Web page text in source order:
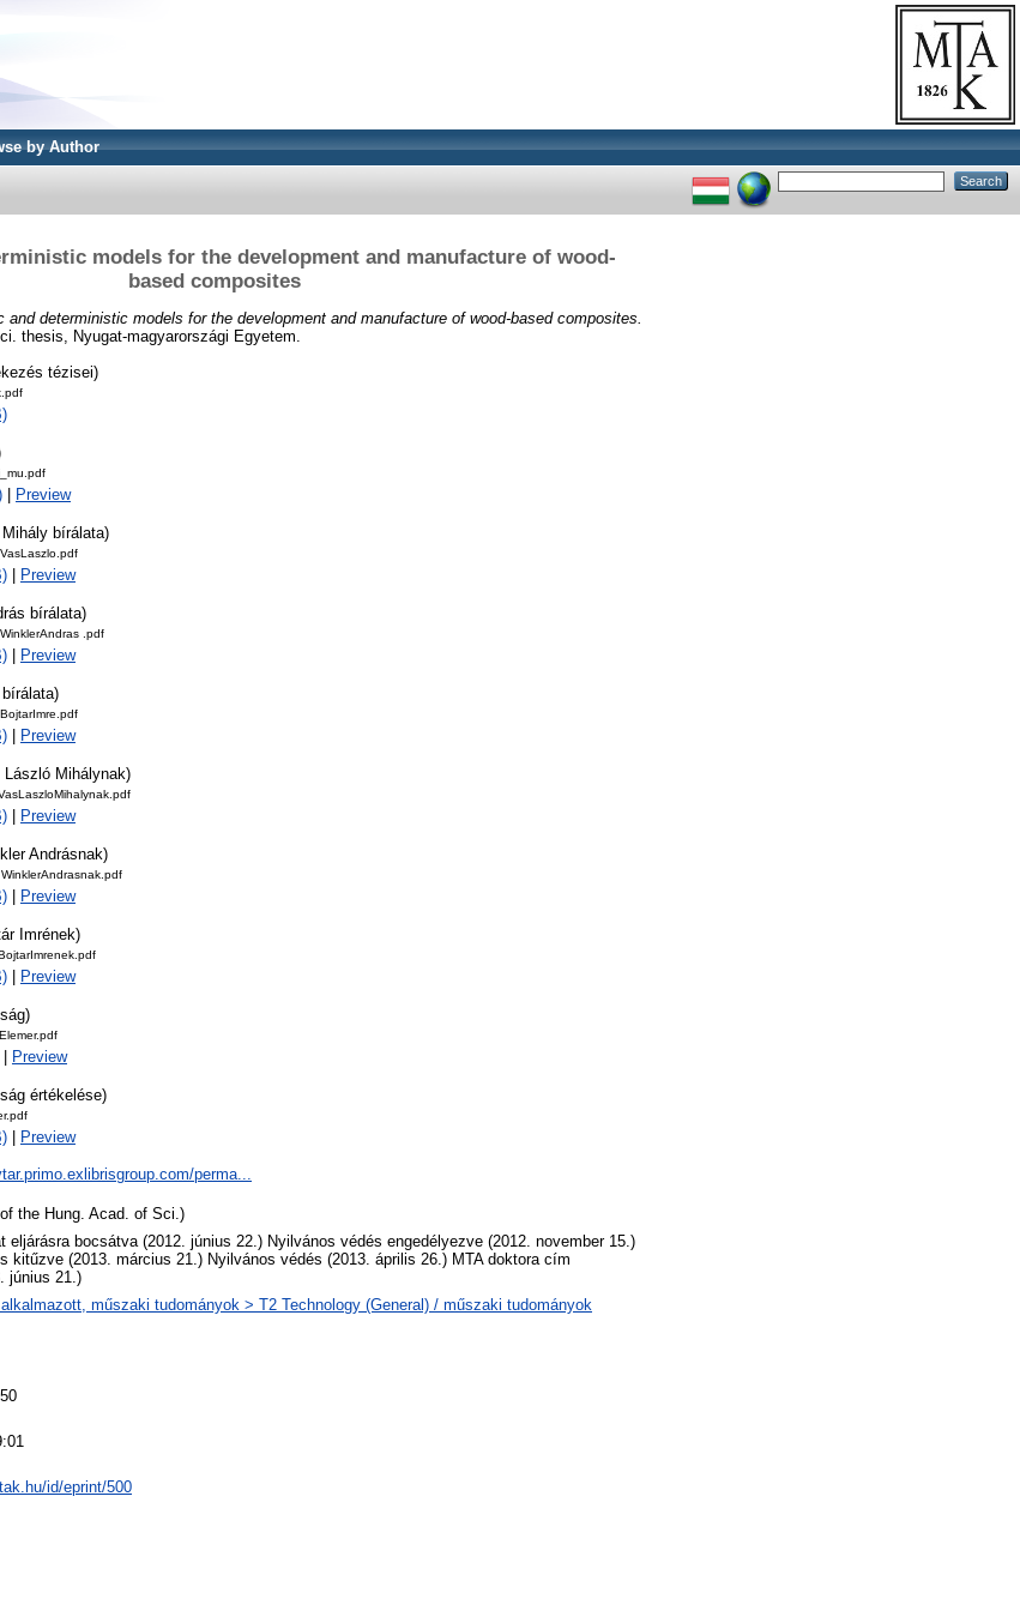
by Author
models for the development and manufacture of wood-
based composites
and deterministic models for the development and manufacture of wood-based composites.
thesis, Nyugat-magyarországi Egyetem.
tézisei)
Preview
bírálata)
Preview
bírálata)
.pdf
Preview
Preview
Mihálynak)
Preview
Andrásnak)
Preview
Imrének)
Preview
Preview
értékelése)
Preview
perma...
the Hung. Acad. of Sci.)
eljárásra bocsátva (2012. június 22.) Nyilvános védés engedélyezve (2012. november 15.)
kitűzve (2013. március 21.) Nyilvános védés (2013. április 26.) MTA doktora cím
június 21.)
műszaki tudományok > T2 Technology (General) / műszaki tudományok
id/eprint/500